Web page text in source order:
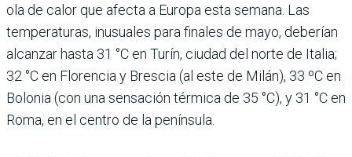
ola de calor que afecta a Europa esta semana. Las
temperaturas, inusuales para finales de mayo, deberían
alcanzar hasta 31 °C en Turín, ciudad del norte de Italia;
32 °C en Florencia y Brescia (al este de Milán), 33 ºC en
Bolonia (con una sensación térmica de 35 °C), y 31 °C en
Roma, en el centro de la península.